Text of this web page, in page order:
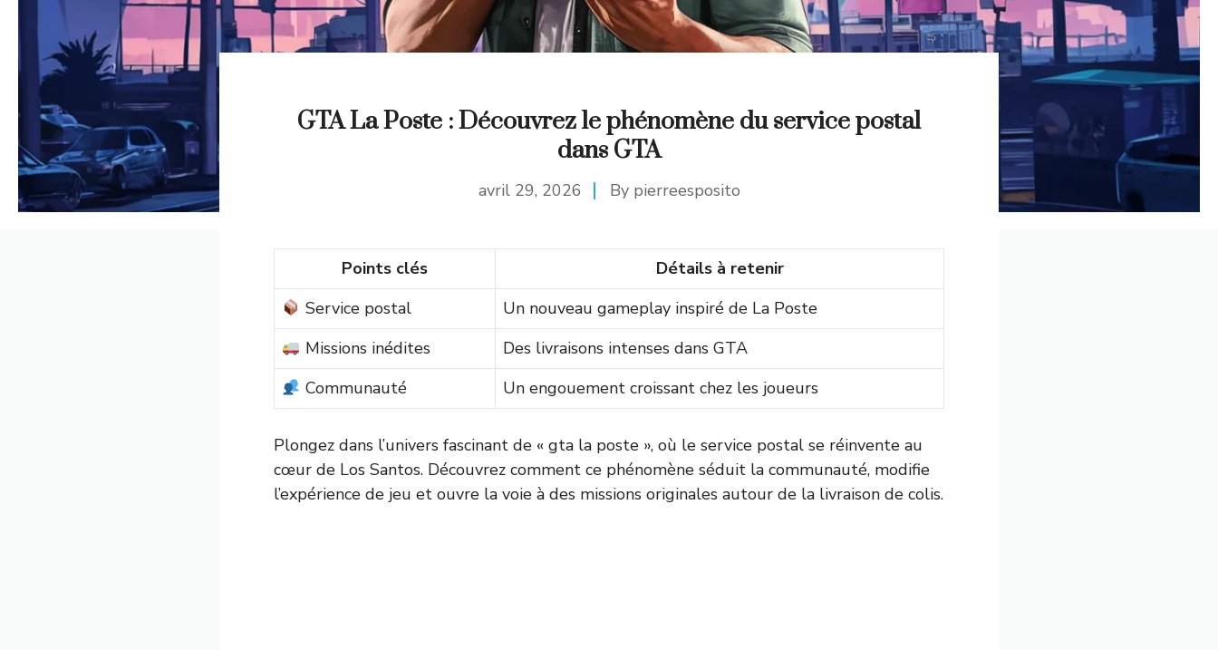
GTA La Poste : Découvrez le phénomène du service postal
dans GTA
avril 29, 2026 By pierreesposito
Points clés
Détails à retenir
Service postal
Un nouveau gameplay inspiré de La Poste
Missions inédites
Des livraisons intenses dans GTA
Communauté
Un engouement croissant chez les joueurs
Plongez dans l’univers fascinant de « gta la poste », où le service postal se réinvente au
cœur de Los Santos. Découvrez comment ce phénomène séduit la communauté, modifie
l’expérience de jeu et ouvre la voie à des missions originales autour de la livraison de colis.